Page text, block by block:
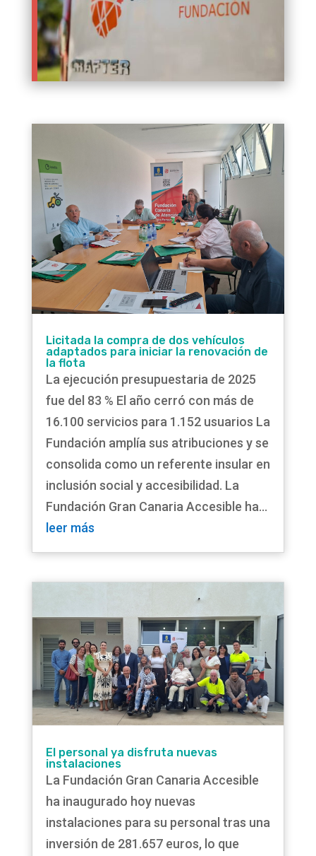
Licitada la compra de dos vehículos
adaptados para iniciar la renovación de
la flota
La ejecución presupuestaria de 2025
fue del 83 % El año cerró con más de
16.100 servicios para 1.152 usuarios La
Fundación amplía sus atribuciones y se
consolida como un referente insular en
inclusión social y accesibilidad. La
Fundación Gran Canaria Accesible ha...
leer más
El personal ya disfruta nuevas
instalaciones
La Fundación Gran Canaria Accesible
ha inaugurado hoy nuevas
instalaciones para su personal tras una
inversión de 281.657 euros, lo que